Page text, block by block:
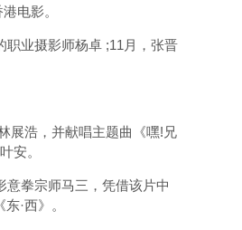
电影。
业摄影师杨卓 ;11月，张晋
展浩，并献唱主题曲《嘿!兄
安。
拳宗师马三，凭借该片中
·西》。